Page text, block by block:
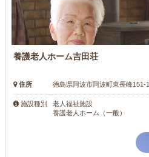
養護老人ホーム吉田荘
住所 徳島県阿波市阿波町東長峰151-1
施設種別
老人福祉施設
養護老人ホーム（一般）